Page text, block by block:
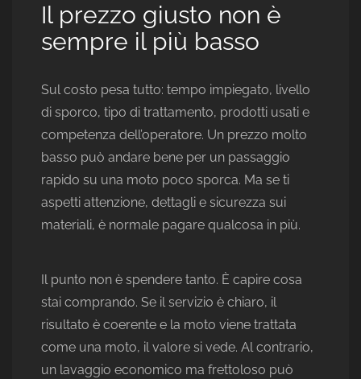
Il prezzo giusto non è
sempre il più basso
Sul costo pesa tutto: tempo impiegato, livello
di sporco, tipo di trattamento, prodotti usati e
competenza dell’operatore. Un prezzo molto
basso può andare bene per un passaggio
rapido su una moto poco sporca. Ma se ti
aspetti attenzione, dettagli e sicurezza sui
materiali, è normale pagare qualcosa in più.
Il punto non è spendere tanto. È capire cosa
stai comprando. Se il servizio è chiaro, il
risultato è coerente e la moto viene trattata
come una moto, il valore si vede. Al contrario,
un lavaggio economico ma frettoloso può